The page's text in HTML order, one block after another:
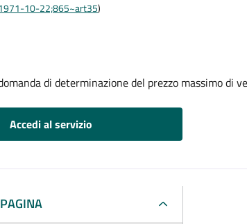
10-22;865~art35)
di determinazione del prezzo massimo di
Accedi al servizio